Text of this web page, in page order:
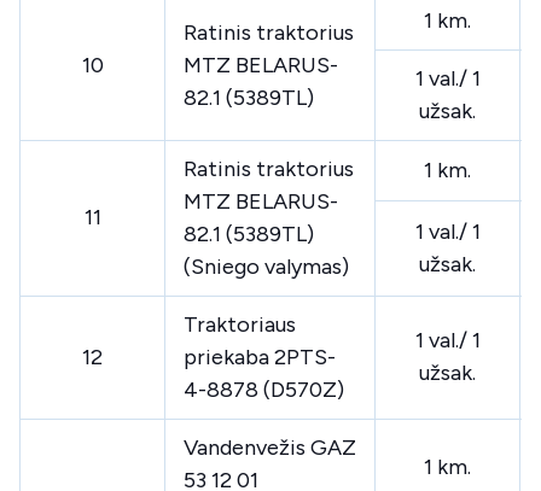
10
Ratinis traktorius
MTZ BELARUS-
82.1 (5389TL)
1 km.
1 val./ 1
užsak.
11
Ratinis traktorius
MTZ BELARUS-
82.1 (5389TL)
(Sniego valymas)
1 km.
1 val./ 1
užsak.
12
Traktoriaus
priekaba 2PTS-
4-8878 (D570Z)
1 val./ 1
užsak.
Vandenvežis GAZ
53 12 01
1 km.